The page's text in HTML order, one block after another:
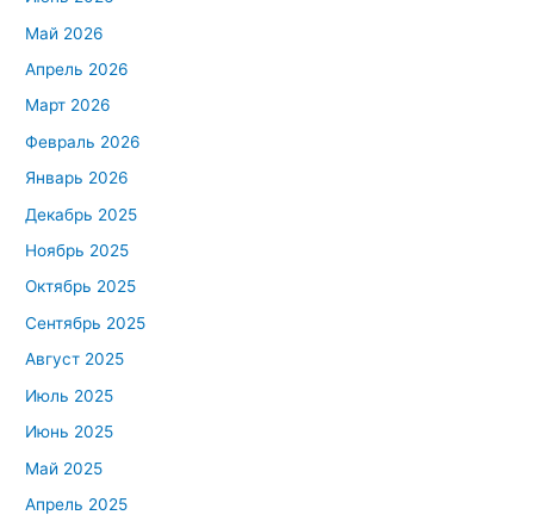
Май 2026
Апрель 2026
Март 2026
Февраль 2026
Январь 2026
Декабрь 2025
Ноябрь 2025
Октябрь 2025
Сентябрь 2025
Август 2025
Июль 2025
Июнь 2025
Май 2025
Апрель 2025